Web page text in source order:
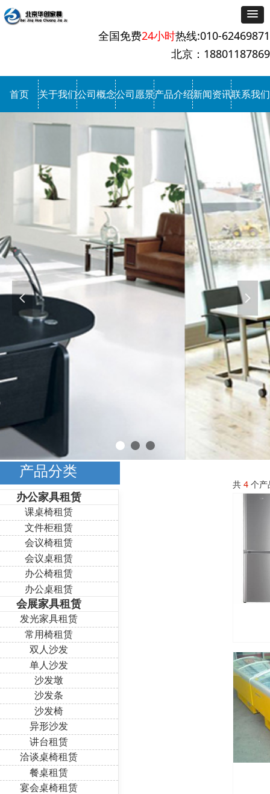
首页 关于我们公司概念公司愿景产品介绍新闻资讯联系我们
넳 넲
全国免费24小时热线:010-62469871
北京：18801187869
共 4 个产
办公家具租赁
课桌椅租赁
文件柜租赁
会议椅租赁
会议桌租赁
办公椅租赁
办公桌租赁
会展家具租赁
发光家具租赁
常用椅租赁
双人沙发
单人沙发
沙发墩
沙发条
沙发椅
异形沙发
讲台租赁
洽谈桌椅租赁
餐桌租赁
宴会桌椅租赁
产品分类